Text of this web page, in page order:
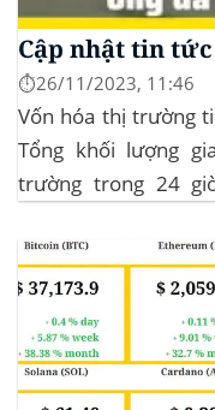
Cập nhật tin tức
⏱️26/11/2023, 11:46
Vốn hóa thị trường
Tổng khối lượng
trường trong 24
chiếm 11.77% tổng
trong 24 giờ. Khối